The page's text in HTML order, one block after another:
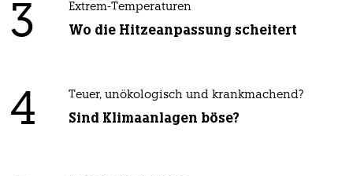
3 Extrem-Temperaturen
Wo die Hitzeanpassung scheitert
4 Teuer, unökologisch und krankmachend?
Sind Klimaanlagen böse?